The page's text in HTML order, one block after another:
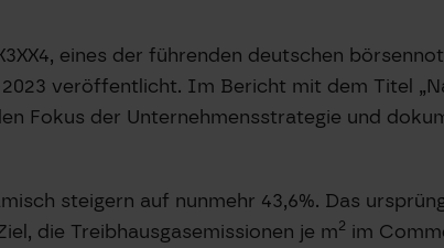
eines der führenden deutschen
veröffentlicht. Im Bericht mit dem Titel
Fokus der Unternehmensstrategie und
steigern auf nunmehr 43,6%. Das
die Treibhausgasemissionen je m2 im